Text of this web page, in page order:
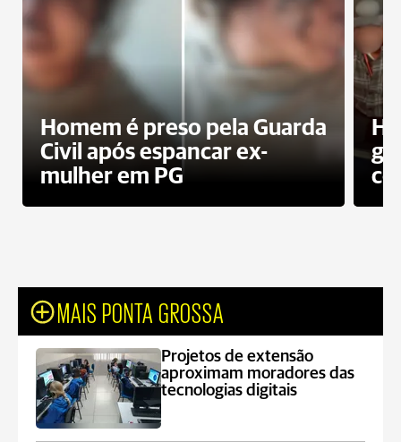
Homem é preso pela Guarda
Civil após espancar ex-
mulher em PG
MAIS PONTA GROSSA
Projetos de extensão
aproximam moradores das
tecnologias digitais